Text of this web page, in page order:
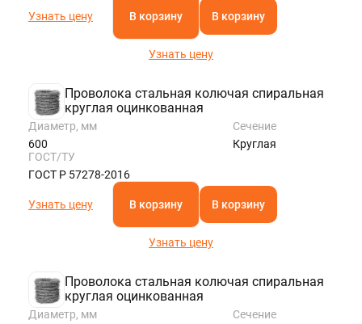
Узнать цену В корзину В корзину
Узнать цену
Проволока стальная колючая спиральная
круглая оцинкованная
Диаметр, мм
600
Сечение
Круглая
ГОСТ/ТУ
ГОСТ Р 57278-2016
Узнать цену В корзину В корзину
Узнать цену
Проволока стальная колючая спиральная
круглая оцинкованная
Диаметр, мм
Сечение